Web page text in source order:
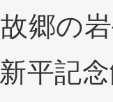
郷の
平記